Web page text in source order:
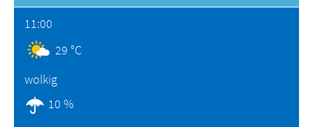
11:00
29 °C
wolkig
10 %